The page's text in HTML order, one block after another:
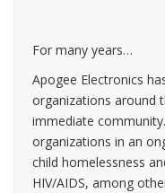
For many years…
Apogee Electronics
organizations around
immediate
organizations in an
child homelessness
HIV/AIDS, among